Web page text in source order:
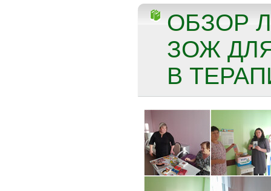
ОБЗОР
ЗОЖ
В